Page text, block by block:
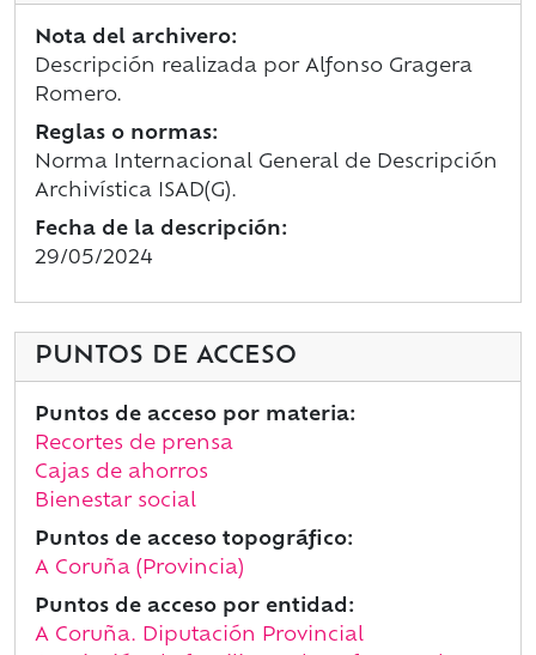
Nota del archivero:
Descripción realizada por Alfonso Gragera
Romero.
Reglas o normas:
Norma Internacional General de Descripción
Archivística ISAD(G).
Fecha de la descripción:
29/05/2024
PUNTOS DE ACCESO
Puntos de acceso por materia:
Recortes de prensa
Cajas de ahorros
Bienestar social
Puntos de acceso topográfico:
A Coruña (Provincia)
Puntos de acceso por entidad:
A Coruña. Diputación Provincial